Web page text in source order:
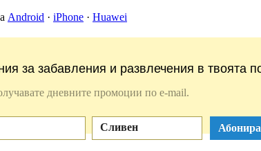
Android · iPhone · Huawei
за забавления и развлечения в твоята
дневните промоции по e-mail.
Сливен